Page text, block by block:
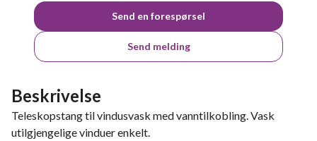
Send en forespørsel
Send melding
Beskrivelse
Teleskopstang til vindusvask med vanntilkobling. Vask
utilgjengelige vinduer enkelt.